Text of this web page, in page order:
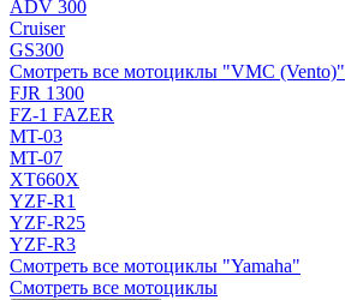
ADV 300
Cruiser
GS300
Смотреть все мотоциклы "VMC (Vento)"
FJR 1300
FZ-1 FAZER
MT-03
MT-07
XT660X
YZF-R1
YZF-R25
YZF-R3
Смотреть все мотоциклы "Yamaha"
Смотреть все мотоциклы